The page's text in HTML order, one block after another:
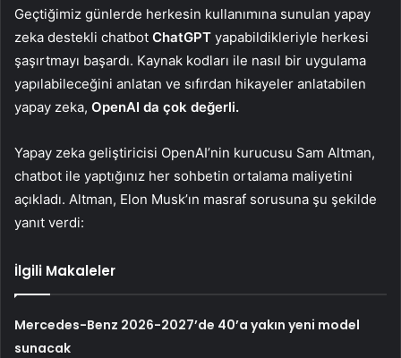
Geçtiğimiz günlerde herkesin kullanımına sunulan yapay
zeka destekli chatbot ChatGPT yapabildikleriyle herkesi
şaşırtmayı başardı. Kaynak kodları ile nasıl bir uygulama
yapılabileceğini anlatan ve sıfırdan hikayeler anlatabilen
yapay zeka, OpenAI da çok değerli.
Yapay zeka geliştiricisi OpenAI’nin kurucusu Sam Altman,
chatbot ile yaptığınız her sohbetin ortalama maliyetini
açıkladı. Altman, Elon Musk’ın masraf sorusuna şu şekilde
yanıt verdi:
İlgili Makaleler
Mercedes-Benz 2026-2027’de 40’a yakın yeni model
sunacak